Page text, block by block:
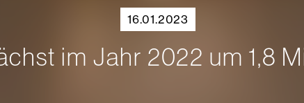
16.01.2023
im Jahr 2022 um 1,8